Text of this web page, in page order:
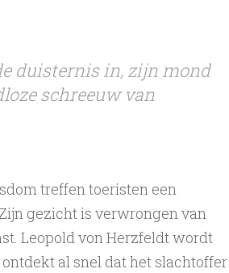
duisternis in, zijn mond
schreeuw van
treffen toeristen een
­gezicht is verwrongen van
­Leopold von Herzfeldt wordt
al snel dat het slachtoffer